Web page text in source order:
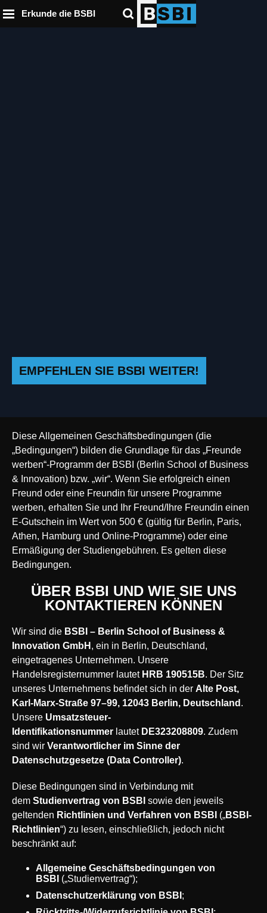
Erkunde die BSBI
EMPFEHLEN SIE BSBI WEITER!
Diese Allgemeinen Geschäftsbedingungen (die
„Bedingungen“) bilden die Grundlage für das „Freunde
werben“-Programm der BSBI (Berlin School of Business
& Innovation) bzw. „wir“. Wenn Sie erfolgreich einen
Freund oder eine Freundin für unsere Programme
werben, erhalten Sie und Ihr Freund/Ihre Freundin einen
E-Gutschein im Wert von 500 € (gültig für Berlin, Paris,
Athen, Hamburg und Online-Programme) oder eine
Ermäßigung der Studiengebühren. Es gelten diese
Bedingungen.
ÜBER BSBI UND WIE SIE UNS
KONTAKTIEREN KÖNNEN
Wir sind die BSBI – Berlin School of Business &
Innovation GmbH , ein in Berlin, Deutschland,
eingetragenes Unternehmen. Unsere
Handelsregisternummer lautet HRB 190515B. Der Sitz
unseres Unternehmens befindet sich in der Alte Post,
Karl-Marx-Straße 97–99, 12043 Berlin, Deutschland .
Unsere Umsatzsteuer-
Identifikationsnummer lautet DE323208809. Zudem
sind wir Verantwortlicher im Sinne der
Datenschutzgesetze (Data Controller).
Diese Bedingungen sind in Verbindung mit
dem Studienvertrag von BSBI sowie den jeweils
geltenden Richtlinien und Verfahren von BSBI („BSBI-
Richtlinien“) zu lesen, einschließlich, jedoch nicht
beschränkt auf:
Allgemeine Geschäftsbedingungen von
BSBI („Studienvertrag“);
Datenschutzerklärung von BSBI ;